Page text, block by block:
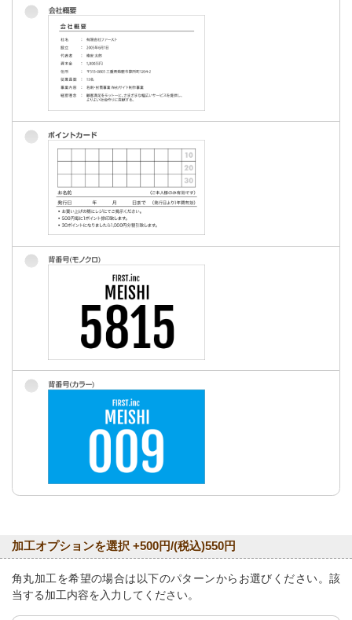
加工オプションを選択 +500円/(税込)550円
角丸加工を希望の場合は以下のパターンからお選びください。該
当する加工内容を入力してください。